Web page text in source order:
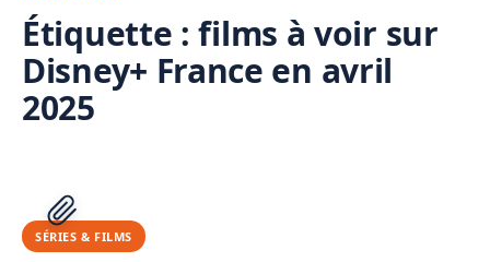
Étiquette :films à voir sur
Disney+ France en avril
2025
PUBLICITÉ
SÉRIES & FILMS